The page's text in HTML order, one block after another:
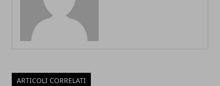
ARTICOLI CORRELATI